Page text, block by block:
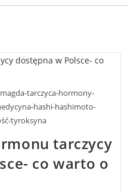
tarczyca-hormony-
hashi-hashimoto-
tyroksyna
tarczycy
co warto o